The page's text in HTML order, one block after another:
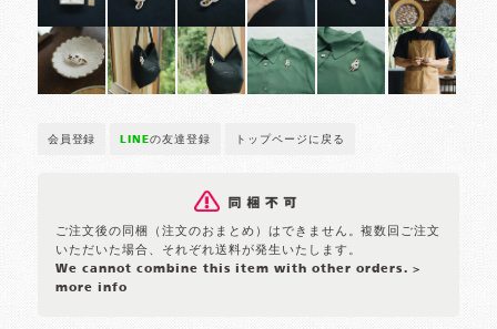
会員登録 LINEの友達登録 トップページに戻る
ご注文後の同梱（注文のおまとめ）はできません。複数回ご注文
いただいた場合、それぞれ送料が発生いたします。
We cannot combine this item with other orders. >
more info